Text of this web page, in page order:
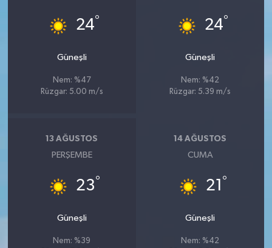
24°
Güneşli
Nem: %47
Rüzgar: 5.00 m/s
24°
Güneşli
Nem: %42
Rüzgar: 5.39 m/s
13 AĞUSTOS
PERŞEMBE
23°
Güneşli
Nem: %39
14 AĞUSTOS
CUMA
21 °
Güneşli
Nem: %42